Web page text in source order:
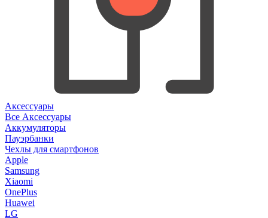
Аксессуары
Все Аксессуары
Аккумуляторы
Пауэрбанки
Чехлы для смартфонов
Apple
Samsung
Xiaomi
OnePlus
Huawei
LG